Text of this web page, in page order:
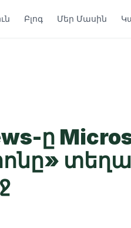
Բլոգ Մեր Մասին
ը